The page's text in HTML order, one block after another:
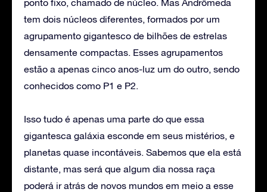
ponto fixo, chamado de núcleo. Mas Andrômeda
tem dois núcleos diferentes, formados por um
agrupamento gigantesco de bilhões de estrelas
densamente compactas. Esses agrupamentos
estão a apenas cinco anos-luz um do outro, sendo
conhecidos como P1 e P2.
Isso tudo é apenas uma parte do que essa
gigantesca galáxia esconde em seus mistérios, e
planetas quase incontáveis. Sabemos que ela está
distante, mas será que algum dia nossa raça
poderá ir atrás de novos mundos em meio a esse